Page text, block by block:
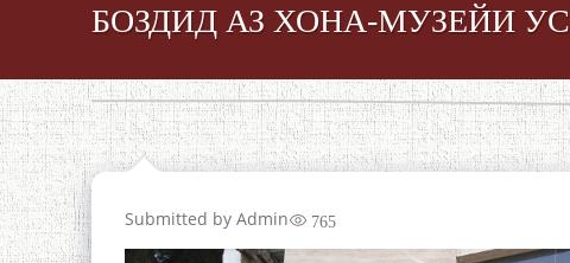
БОЗДИД АЗ ХОНА-МУЗЕЙИ
Submitted by Admin 765